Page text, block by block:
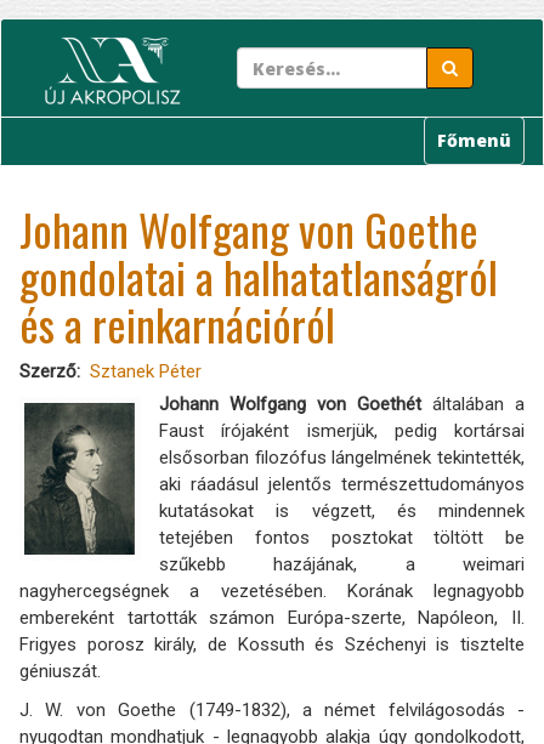
tartalomra
Főmenü
Johann Wolfgang von Goethe
gondolatai a halhatatlanságról
és a reinkarnációról
Szerző
Sztanek Péter
Johann Wolfgang von Goethétáltalában a
Faust írójaként ismerjük, pedig kortársai
elsősorban filozófus lángelmének tekintették,
aki ráadásul jelentős természettudományos
kutatásokat is végzett, és mindennek
tetejében fontos posztokat töltött be
szűkebb hazájának, a weimari
nagyhercegségnek a vezetésében. Korának legnagyobb
embereként tartották számon Európa-szerte, Napóleon, II.
Frigyes porosz király, de Kossuth és Széchenyi is tisztelte
géniuszát.
J. W. von Goethe (1749-1832), a német felvilágosodás -
nyugodtan mondhatjuk - legnagyobb alakja úgy gondolkodott,